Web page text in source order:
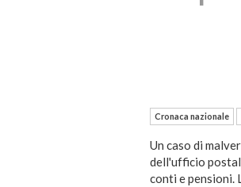
Cronaca nazionale
Un caso di
dell'ufficio
conti e pensioni.